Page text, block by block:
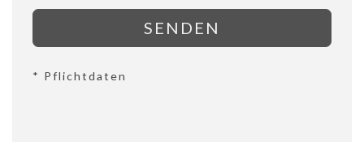
SENDEN
* Pflichtdaten